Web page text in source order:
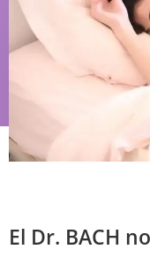
El Dr. BACH